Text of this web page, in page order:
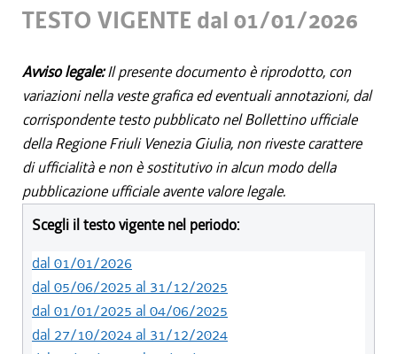
TESTO VIGENTE dal 01/01/2026
Avviso legale:Il presente documento è riprodotto, con
variazioni nella veste grafica ed eventuali annotazioni, dal
corrispondente testo pubblicato nel Bollettino ufficiale
della Regione Friuli Venezia Giulia, non riveste carattere
di ufficialità e non è sostitutivo in alcun modo della
pubblicazione ufficiale avente valore legale.
Scegli il testo vigente nel periodo:
dal 01/01/2026
dal 05/06/2025 al 31/12/2025
dal 01/01/2025 al 04/06/2025
dal 27/10/2024 al 31/12/2024